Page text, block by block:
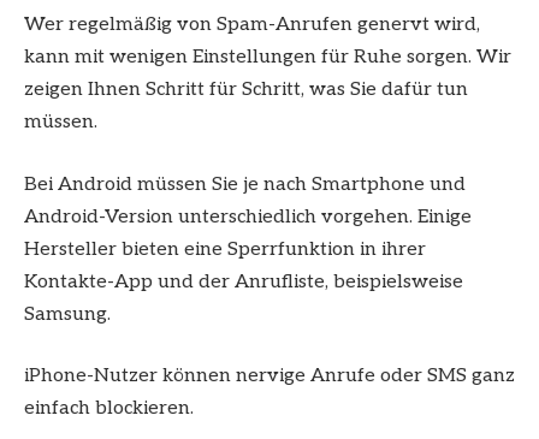
Wer regelmäßig von Spam-Anrufen genervt wird,
kann mit wenigen Einstellungen für Ruhe sorgen. Wir
zeigen Ihnen Schritt für Schritt, was Sie dafür tun
müssen.
Bei Android müssen Sie je nach Smartphone und
Android-Version unterschiedlich vorgehen. Einige
Hersteller bieten eine Sperrfunktion in ihrer
Kontakte-App und der Anrufliste, beispielsweise
Samsung.
iPhone-Nutzer können nervige Anrufe oder SMS ganz
einfach blockieren.